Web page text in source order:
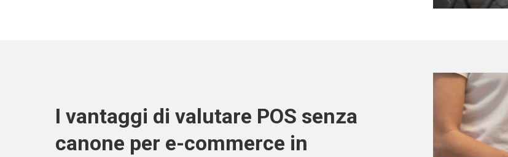
I vantaggi di valutare POS senza
canone per e-commerce in